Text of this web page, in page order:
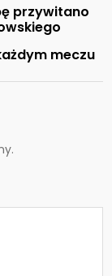
przywitano
meczu